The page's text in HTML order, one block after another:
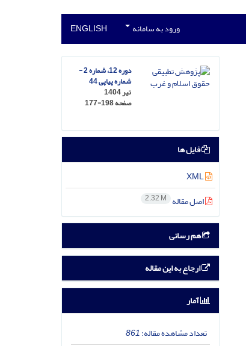
ورود به سامانه ENGLISH
دوره 12، شماره 2 -
شماره پیاپی 44
تیر 1404
صفحه177-198
فایل ها
XML
اصل مقاله 2.32 M
هم رسانی
ارجاع به این مقاله
آمار
تعداد مشاهده مقاله:861